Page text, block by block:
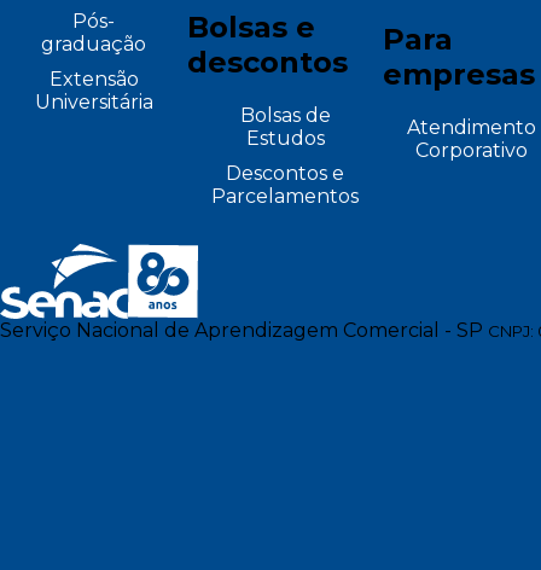
Pós-
graduação
Extensão
Universitária
Bolsas e
descontos
Bolsas de
Estudos
Descontos e
Parcelamentos
Para
empresas
Atendimento
Corporativo
Serviço Nacional de Aprendizagem Comercial - SP